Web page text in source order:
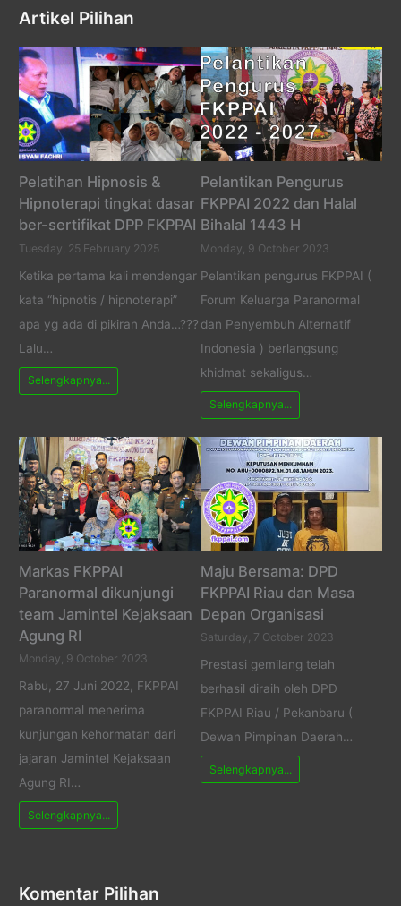
Artikel Pilihan
Pelatihan Hipnosis &
Hipnoterapi tingkat dasar
ber-sertifikat DPP FKPPAI
Tuesday, 25 February 2025
Ketika pertama kali mendengar
kata “hipnotis / hipnoterapi”
apa yg ada di pikiran Anda…???
Lalu…
Selengkapnya...
Pelantikan Pengurus
FKPPAI 2022 dan Halal
Bihalal 1443 H
Monday, 9 October 2023
Pelantikan pengurus FKPPAI (
Forum Keluarga Paranormal
dan Penyembuh Alternatif
Indonesia ) berlangsung
khidmat sekaligus…
Selengkapnya...
Markas FKPPAI
Paranormal dikunjungi
team Jamintel Kejaksaan
Agung RI
Monday, 9 October 2023
Rabu, 27 Juni 2022, FKPPAI
paranormal menerima
kunjungan kehormatan dari
jajaran Jamintel Kejaksaan
Agung RI…
Selengkapnya...
Maju Bersama: DPD
FKPPAI Riau dan Masa
Depan Organisasi
Saturday, 7 October 2023
Prestasi gemilang telah
berhasil diraih oleh DPD
FKPPAI Riau / Pekanbaru (
Dewan Pimpinan Daerah…
Selengkapnya...
Komentar Pilihan